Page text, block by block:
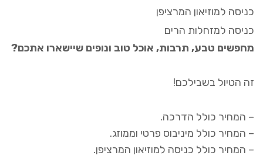
כניסה למוזיאון המרציפן
כניסה למזחלות הרים
מחפשים טבע, תרבות, אוכל טוב ונופים שיישארו אתכם?
זה הטיול בשבילכם!
– המחיר כולל הדרכה.
– המחיר כולל מיניבוס פרטי וממוזג.
– המחיר כולל כניסה למוזיאון המרציפן.